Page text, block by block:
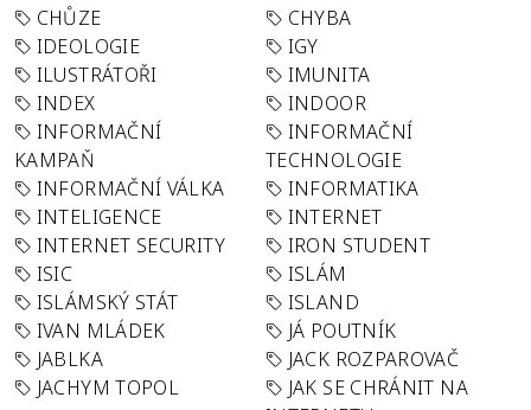
CHŮZE
CHYBA
IDEOLOGIE
IGY
ILUSTRÁTOŘI
IMUNITA
INDEX
INDOOR
INFORMAČNÍ
KAMPAŇ
INFORMAČNÍ
TECHNOLOGIE
INFORMAČNÍ VÁLKA
INFORMATIKA
INTELIGENCE
INTERNET
INTERNET SECURITY
IRON STUDENT
ISIC
ISLÁM
ISLÁMSKÝ STÁT
ISLAND
IVAN MLÁDEK
JÁ POUTNÍK
JABLKA
JACK ROZPAROVAČ
JACHYM TOPOL
JAK SE CHRÁNIT NA